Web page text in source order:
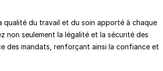
du travail et du soin apporté à chaque
non seulement la légalité et la sécurité des
des mandats, renforçant ainsi la confiance et